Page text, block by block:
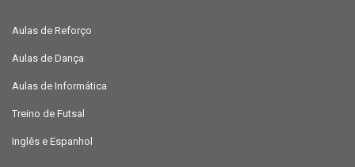
Aulas de Reforço
Aulas de Dança
Aulas de Informática
Treino de Futsal
Inglês e Espanhol